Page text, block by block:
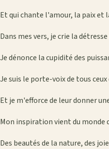
Et qui chante l'amour, la paix et
Dans mes vers, je crie la
Je dénonce la cupidité des
Je suis le porte-voix de tous
Et je m'efforce de leur donner
Mon inspiration vient du monde
Des beautés de la nature, des